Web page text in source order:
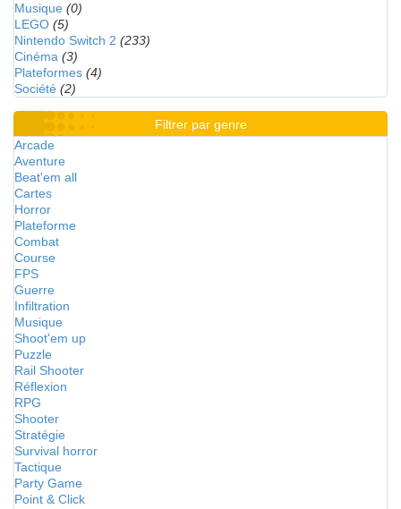
Musique (0)
LEGO (5)
Nintendo Switch 2 (233)
Cinéma (3)
Plateformes (4)
Société (2)
Filtrer par genre
Arcade
Aventure
Beat'em all
Cartes
Horror
Plateforme
Combat
Course
FPS
Guerre
Infiltration
Musique
Shoot'em up
Puzzle
Rail Shooter
Réflexion
RPG
Shooter
Stratégie
Survival horror
Tactique
Party Game
Point & Click